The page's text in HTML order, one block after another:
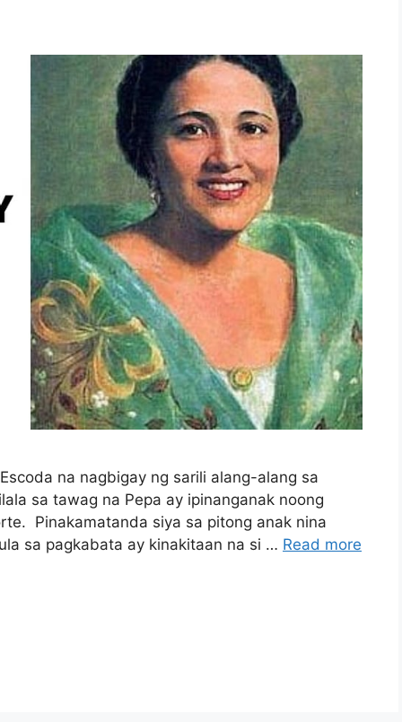
na nagbigay ng sarili alang-alang sa
sa tawag na Pepa ay ipinanganak noong
Pinakamatanda siya sa pitong anak nina
sa pagkabata ay kinakitaan na si … Read more